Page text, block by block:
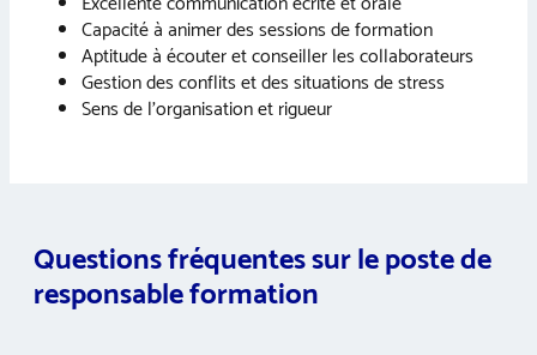
Capacité à animer des sessions de formation
Aptitude à écouter et conseiller les collaborateurs
Gestion des conflits et des situations de stress
Sens de l’organisation et rigueur
Questions fréquentes sur le poste de
responsable formation